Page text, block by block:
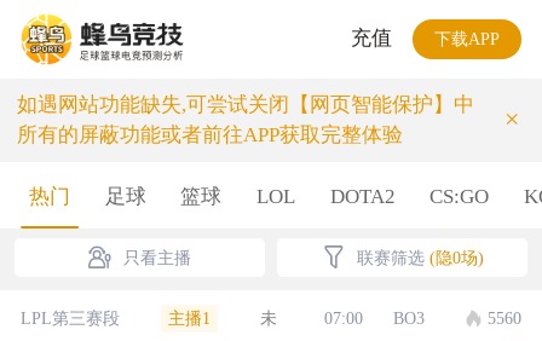
充值 下载APP
如遇网站功能缺失,可尝试关闭【网页智能保护】中
所有的屏蔽功能或者前往APP获取完整体验
×
热门 足球 篮球 LOL DOTA2 CS:GO
只看主播 联赛筛选 (隐0场)
LPL第三赛段 主播1 未 07:00 BO3 5560